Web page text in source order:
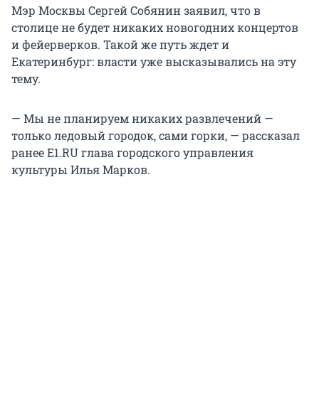
Мэр Москвы Сергей Собянин заявил, что в
столице не будет никаких новогодних концертов
и фейерверков. Такой же путь ждет и
Екатеринбург: власти уже высказывались на эту
тему.
— Мы не планируем никаких развлечений —
только ледовый городок, сами горки, — рассказал
ранее E1.RU глава городского управления
культуры Илья Марков.